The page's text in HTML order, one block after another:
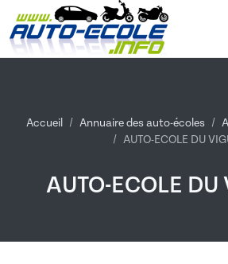
Accueil Annuaire des auto-écoles
AUTO-ECOLE DU
AUTO-ECOLE DU